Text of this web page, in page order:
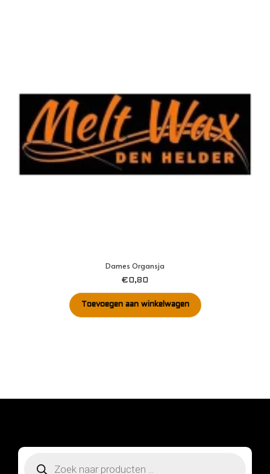
Dames Organsja
€0,80
Toevoegen aan winkelwagen
zoeken